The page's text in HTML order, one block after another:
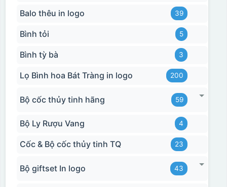
Balo thêu in logo 39
Bình tỏi 5
Bình tỳ bà 3
Lọ Bình hoa Bát Tràng in logo 200
Bộ cốc thủy tinh hãng 59
Bộ Ly Rượu Vang 4
Cốc & Bộ cốc thủy tinh TQ 23
Bộ giftset In logo 43